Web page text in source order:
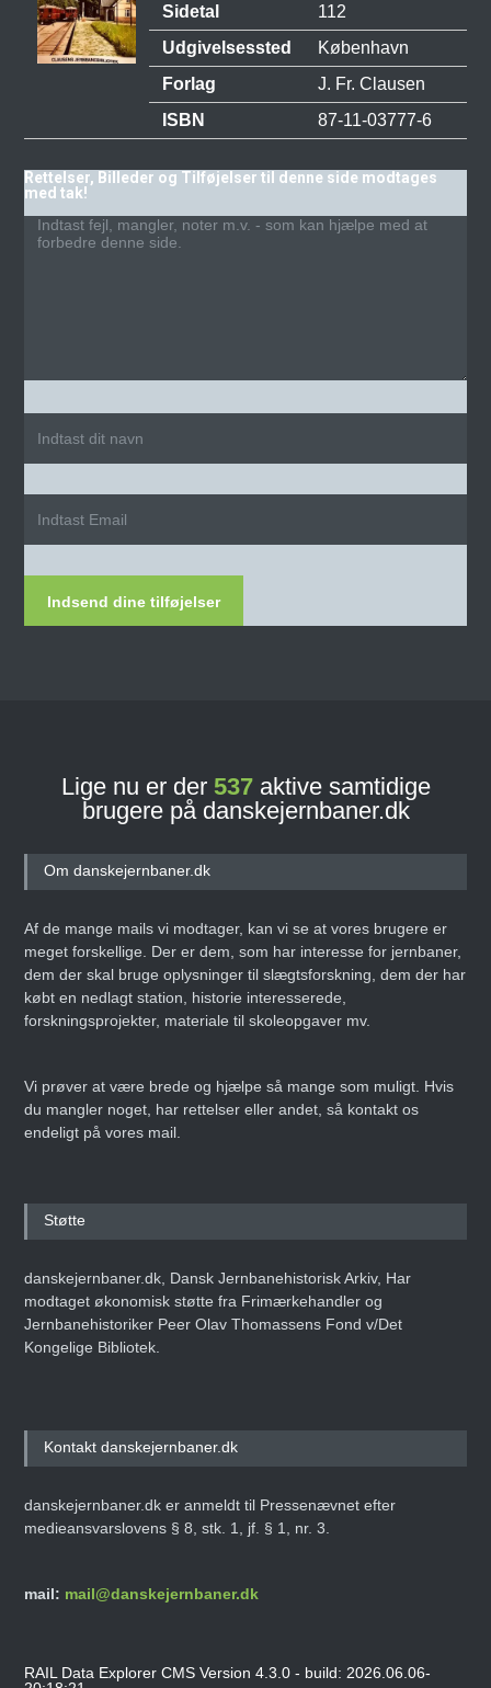
Sidetal
112
Udgivelsessted
København
Forlag
J. Fr. Clausen
ISBN
87-11-03777-6
Rettelser, Billeder og Tilføjelser til denne side modtages
med tak!
Indsend dine tilføjelser
Lige nu er der 537aktive samtidige
brugere på danskejernbaner.dk
Om danskejernbaner.dk
Af de mange mails vi modtager, kan vi se at vores brugere er
meget forskellige. Der er dem, som har interesse for jernbaner,
dem der skal bruge oplysninger til slægtsforskning, dem der har
købt en nedlagt station, historie interesserede,
forskningsprojekter, materiale til skoleopgaver mv.
Vi prøver at være brede og hjælpe så mange som muligt. Hvis
du mangler noget, har rettelser eller andet, så kontakt os
endeligt på vores mail.
Støtte
danskejernbaner.dk, Dansk Jernbanehistorisk Arkiv, Har
modtaget økonomisk støtte fra Frimærkehandler og
Jernbanehistoriker Peer Olav Thomassens Fond v/Det
Kongelige Bibliotek.
Kontakt danskejernbaner.dk
danskejernbaner.dk er anmeldt til Pressenævnet efter
medieansvarslovens § 8, stk. 1, jf. § 1, nr. 3.
mail: mail@danskejernbaner.dk
RAIL Data Explorer CMS Version 4.3.0 - build: 2026.06.06-